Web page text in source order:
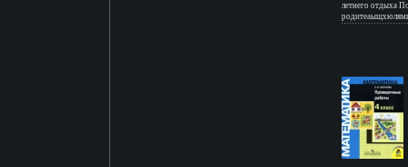
летнего отдыха
родитеаыщхюлями